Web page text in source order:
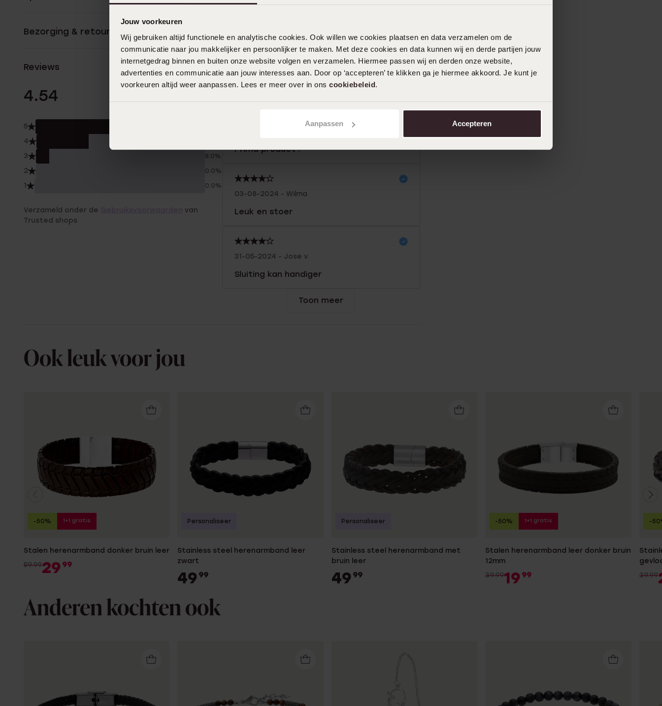
Jouw voorkeuren
Wij gebruiken altijd functionele en analytische cookies. Ook willen we cookies plaatsen en data verzamelen om de
communicatie naar jou makkelijker en persoonlijker te maken. Met deze cookies en data kunnen wij en derde partijen jouw
internetgedrag binnen en buiten onze website volgen en verzamelen. Hiermee passen wij en derden onze website,
advertenties en communicatie aan jouw interesses aan. Door op ‘accepteren’ te klikken ga je hiermee akkoord. Je kunt je
voorkeuren altijd weer aanpassen. Lees er meer over in ons cookiebeleid.
Aanpassen Accepteren
Bezorging & retourneren
Reviews
4.54 13 Beoordelingen
5
4
3 8.0%
2 0.0%
1 0.0%
Verzameld onder de
van
Trusted shops
Filter
Prima product !
03-08-2024 - Wilma
Leuk en stoer
31-05-2024 - Jose v.
Sluiting kan handiger
Toon meer
Ook leuk voor jou
Stalen herenarmband donker bruin leer
59.9929 99
-50% 1+1 gratis
Stainless steel herenarmband leer
zwart
49 99
Personaliseer
Stainless steel herenarmband met
bruin leer
49 99
Personaliseer
Stalen herenarmband leer donker bruin
12mm
39.9919 99
-50% 1+1 gratis
39.99
-
Anderen kochten ook